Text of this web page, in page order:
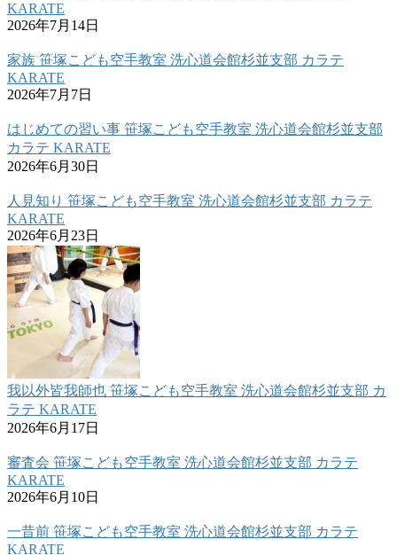
KARATE
2026年7月14日
家族 笹塚こども空手教室 洗心道会館杉並支部 カラテ
KARATE
2026年7月7日
はじめての習い事 笹塚こども空手教室 洗心道会館杉並支部
カラテ KARATE
2026年6月30日
人見知り 笹塚こども空手教室 洗心道会館杉並支部 カラテ
KARATE
2026年6月23日
我以外皆我師也 笹塚こども空手教室 洗心道会館杉並支部 カ
ラテ KARATE
2026年6月17日
審査会 笹塚こども空手教室 洗心道会館杉並支部 カラテ
KARATE
2026年6月10日
一昔前 笹塚こども空手教室 洗心道会館杉並支部 カラテ
KARATE